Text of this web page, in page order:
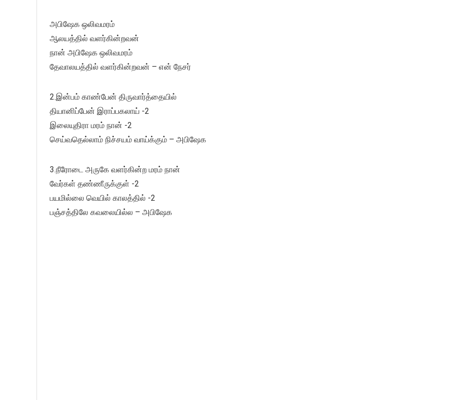
அபிஷேக ஒலிவமரம்
ஆலயத்தில் வளர்கின்றவன்
நான் அபிஷேக ஒலிவமரம்
தேவாலயத்தில் வளர்கின்றவன் – என் நேசர்
2.இன்பம் காண்பேன் திருவார்த்தையில்
தியானிப்பேன் இராப்பகலாய் -2
இலையுதிரா மரம் நான் -2
செய்வதெல்லாம் நிச்சயம் வாய்க்கும் – அபிஷேக
3.நீரோடை அருகே வளர்கின்ற மரம் நான்
வேர்கள் தண்ணீருக்குள் -2
பயமில்லை வெயில் காலத்தில் -2
பஞ்சத்திலே கவலையில்ல – அபிஷேக